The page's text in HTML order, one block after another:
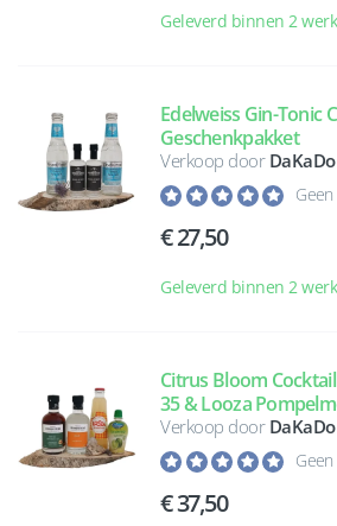
Geleverd binnen 2
Edelweiss Gin-Tonic
Geschenkpakket
Verkoop door DaKaDo
27,50
Geleverd binnen 2
Citrus Bloom
35 & Looza
Verkoop door DaKaDo
37,50